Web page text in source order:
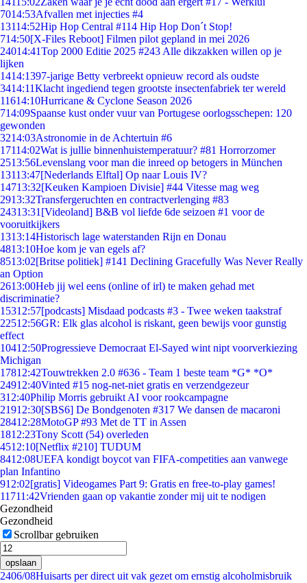
7014:53Afvallen met injecties #4
13114:52Hip Hop Central #114 Hip Hop Don´t Stop!
714:50[X-Files Reboot] Filmen pilot gepland in mei 2026
24014:41Top 2000 Editie 2025 #243 Alle dikzakken willen op je
lijken
1414:1397-jarige Betty verbreekt opnieuw record als oudste
3414:11Klacht ingediend tegen grootste insectenfabriek ter wereld
11614:10Hurricane & Cyclone Season 2026
714:09Spaanse kust onder vuur van Portugese oorlogsschepen: 120
gewonden
3214:03Astronomie in de Achtertuin #6
17114:02Wat is jullie binnenhuistemperatuur? #81 Horrorzomer
2513:56Levenslang voor man die inreed op betogers in München
13113:47[Nederlands Elftal] Op naar Louis IV?
14713:32[Keuken Kampioen Divisie] #44 Vitesse mag weg
2913:32Transfergeruchten en contractverlenging #83
24313:31 [Videoland] B&B vol liefde 6de seizoen #1 voor de
vooruitkijkers
1313:14Historisch lage waterstanden Rijn en Donau
4813:10Hoe kom je van egels af?
8513:02[Britse politiek] #141 Declining Gracefully Was Never Really
an Option
2613:00Heb jij wel eens (online of irl) te maken gehad met
discriminatie?
15312:57[podcasts] Misdaad podcasts #3 - Twee weken taakstraf
22512:56GR: Elk glas alcohol is riskant, geen bewijs voor gunstig
effect
10412:50Progressieve Democraat El-Sayed wint nipt voorverkiezing
Michigan
17812:42Touwtrekken 2.0 #636 - Team 1 beste team *G* *O*
24912:40Vinted #15 nog-net-niet gratis en verzendgezeur
312:40Philip Morris gebruikt AI voor rookcampagne
21912:30[SBS6] De Bondgenoten #317 We dansen de macaroni
28412:28MotoGP #93 Met de TT in Assen
1812:23Tony Scott (54) overleden
4512:10[Netflix #210] TUDUM
8412:08UEFA kondigt boycot van FIFA-competities aan vanwege
plan Infantino
912:02[gratis] Videogames Part 9: Gratis en free-to-play games!
11711:42Vrienden gaan op vakantie zonder mij uit te nodigen
Gezondheid
Gezondheid
Scrollbar gebruiken
opslaan
2406/08Huisarts per direct uit vak gezet om ernstig alcoholmisbruik